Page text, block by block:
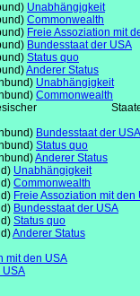
Unabhängigkeit
Commonwealth
Freie Assoziation mit
Bundesstaat der USA
Status quo
Anderer Status
Unabhängigkeit
Commonwealth
Bundesstaat der USA
Status quo
Anderer Status
Unabhängigkeit
Commonwealth
Freie Assoziation mit den
Bundesstaat der USA
Status quo
Anderer Status
mit den USA
USA